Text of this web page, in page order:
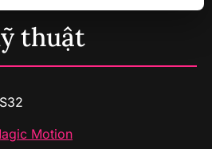
thuật
Motion